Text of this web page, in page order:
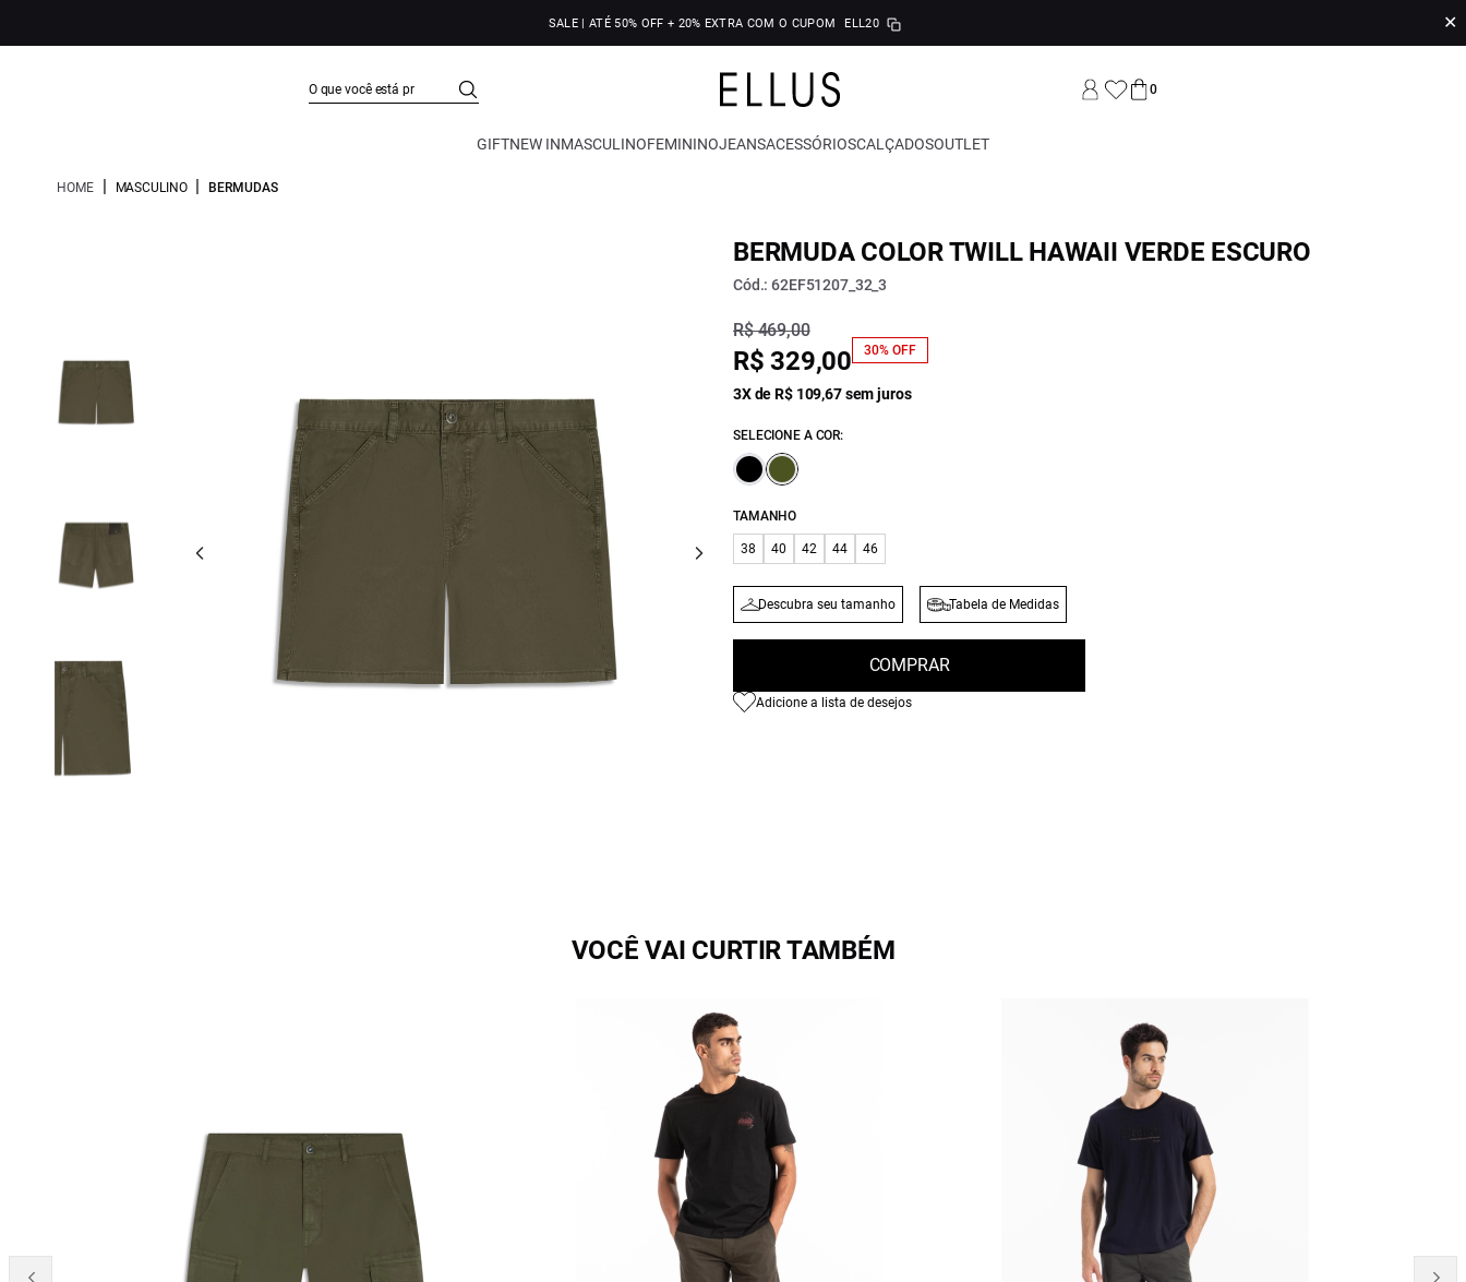
SALE | ATÉ 50% OFF + 20% EXTRA COM O CUPOM ELL20 ✕
0
GIFTNEW INMASCULINOFEMININOJEANSACESSÓRIOSCALÇADOSOUTLET
HOME | MASCULINO | BERMUDAS
BERMUDA COLOR TWILL HAWAII VERDE ESCURO
Cód.: 62EF51207_32_3
R$ 469,00
R$ 329,00 30% OFF
3X de R$ 109,67 sem juros
SELECIONE A COR:
TAMANHO
38 40 42 44 46
Descubra seu tamanho Tabela de Medidas
COMPRAR
Adicione a lista de desejos
VOCÊ VAI CURTIR TAMBÉM